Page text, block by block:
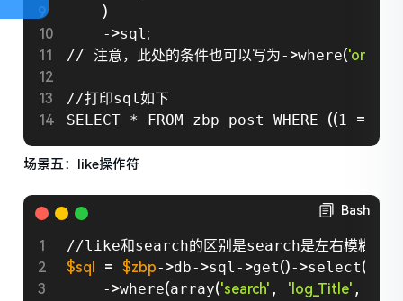
)
    -
>sql;
// 注意，此处的条件也可以写为- >where('or'
//打印sql如下
SELECT * FROM zbp_post WHERE ((1 =
场景五：like操作符
Bash
$sql
= $zbp- >db- >sql- >get()- >select(
    -
>where(array('search' , 'log_Title' ,